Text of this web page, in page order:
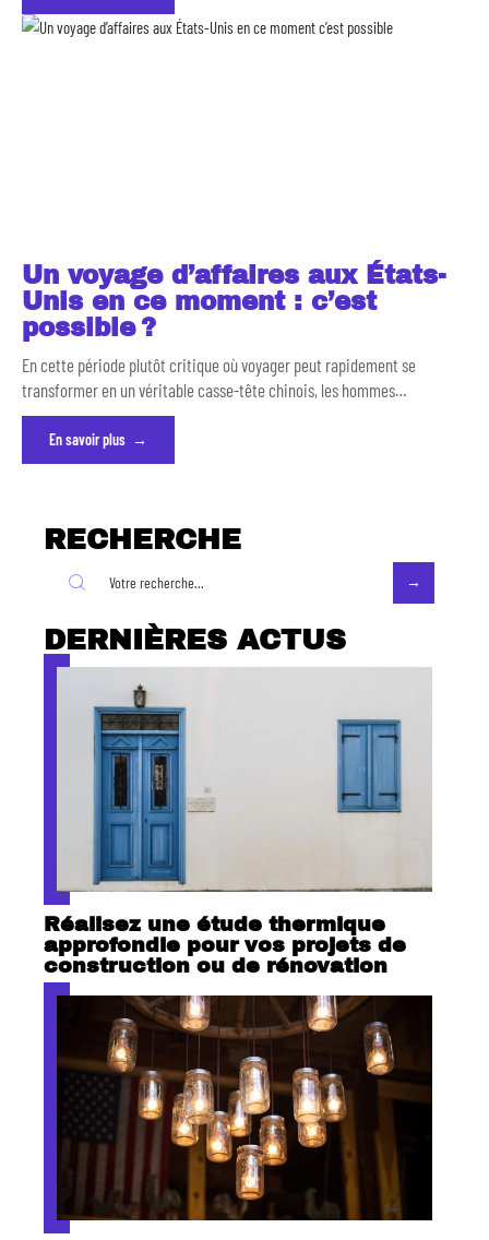
Un voyage d’affaires aux États-
Unis en ce moment : c’est
possible ?
En cette période plutôt critique où voyager peut rapidement se
transformer en un véritable casse-tête chinois, les hommes…
En savoir plus
RECHERCHE
DERNIÈRES ACTUS
Réalisez une étude thermique
approfondie pour vos projets de
construction ou de rénovation